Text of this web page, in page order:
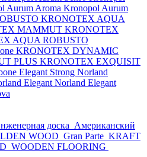
Aurum Aroma Kronopol Aurum
KRONOTEX AQUA
MAMMUT KRONOTEX
AQUA ROBUSTO
KRONOTEX DYNAMIC
PLUS KRONOTEX EXQUISIT
Elegant Strong Norland
Elegant Norland Elegant
доска Американский
WOOD Gran Parte KRAFT
WOODEN FLOORING